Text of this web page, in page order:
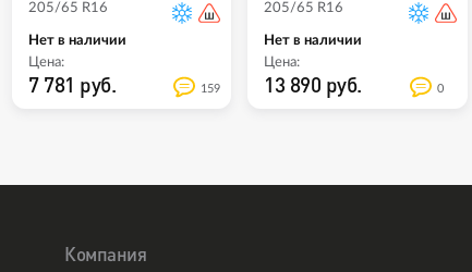
205/65 R16
Нет в наличии
Цена:
7 781 руб. 159
205/65 R16
Нет в наличии
Цена:
13 890 руб. 0
Компания